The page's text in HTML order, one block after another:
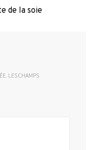
de la soie
LES CHAMPS